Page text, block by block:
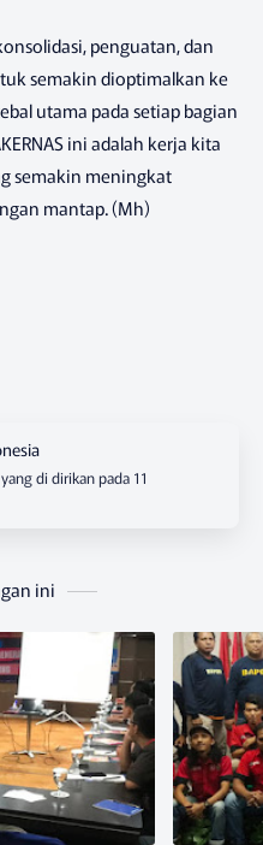
penguatan, dan
semakin dioptimalkan ke
utama pada setiap bagian
ini adalah kerja kita
semakin meningkat
mantap. (Mh)
di dirikan pada 11
ini